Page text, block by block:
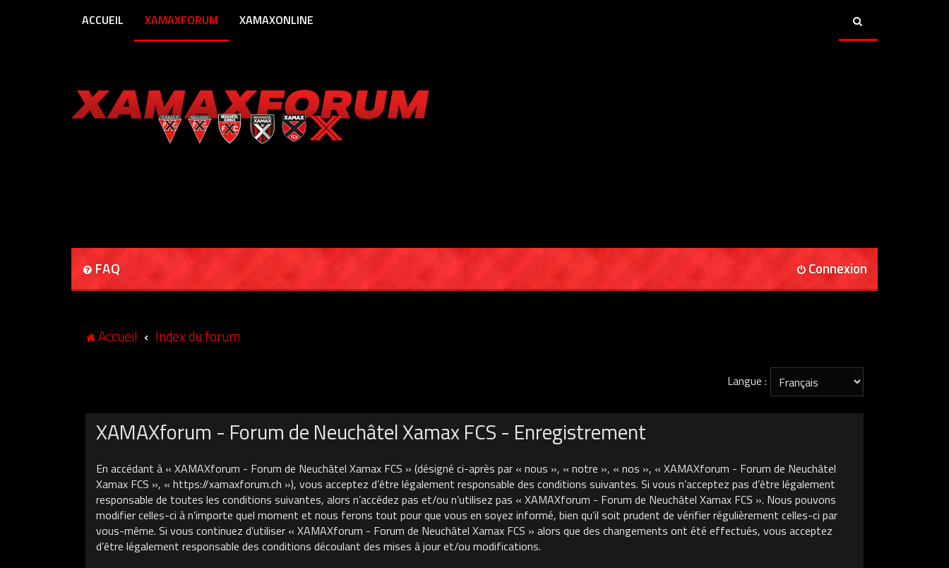
ACCUEIL XAMAXFORUM XAMAXONLINE
FAQ Connexion
Accueil Index du forum
Langue :
XAMAXforum - Forum de Neuchâtel Xamax FCS - Enregistrement
En accédant à « XAMAXforum - Forum de Neuchâtel Xamax FCS » (désigné ci-après par « nous », « notre », « nos », « XAMAXforum - Forum de Neuchâtel
Xamax FCS », « https://xamaxforum.ch »), vous acceptez d’être légalement responsable des conditions suivantes. Si vous n’acceptez pas d’être légalement
responsable de toutes les conditions suivantes, alors n’accédez pas et/ou n’utilisez pas « XAMAXforum - Forum de Neuchâtel Xamax FCS ». Nous pouvons
modifier celles-ci à n’importe quel moment et nous ferons tout pour que vous en soyez informé, bien qu’il soit prudent de vérifier régulièrement celles-ci par
vous-même. Si vous continuez d’utiliser « XAMAXforum - Forum de Neuchâtel Xamax FCS » alors que des changements ont été effectués, vous acceptez
d’être légalement responsable des conditions découlant des mises à jour et/ou modifications.